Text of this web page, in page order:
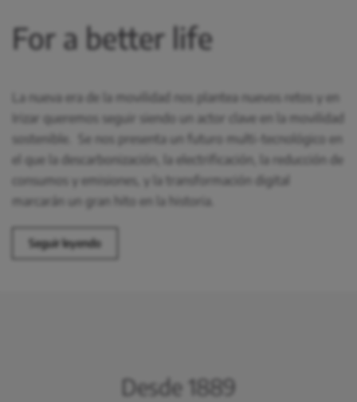
For a better life
La nueva era de la movilidad nos plantea nuevos retos y en
Irizar queremos seguir siendo un actor clave en la movilidad
sostenible. Se nos presenta un futuro multi-tecnológico en
el que la descarbonización, la electrificación, la reducción de
consumos y emisiones, y la transformación digital
marcarán un gran hito en la historia.
Seguir leyendo
Desde 1889